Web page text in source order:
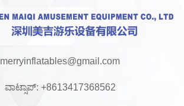
merryinflatables@gmail.com
ವಾಟ್ಸಾಪ್: +8613417368562